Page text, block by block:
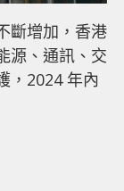
斷增加，香港
源、通訊、交
，2024 年內